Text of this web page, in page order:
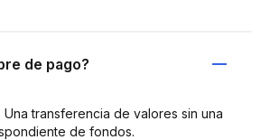
de pago?
transferencia de valores sin una
de fondos.